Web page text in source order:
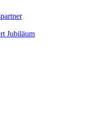
Jubiläum